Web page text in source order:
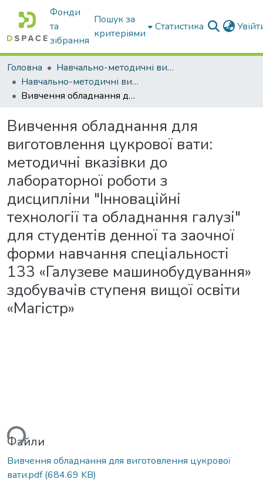
Фонди
та
зібрання
Пошук за
критеріями
Статистика
Головна
Навчально-методичні видання
Навчально-методичні видання
Вивчення обладнання для виготовлення цукрової вати: методичні вказівки до лабораторної роботи з дисципліни "Інноваційні технології та обладнання галузі" для студентів денної та заочної форми навчання спеціальності 133 «Галузеве машинобудування» здобувачів ступеня вищої освіти «Магістр»
Вивчення обладнання для
виготовлення цукрової вати:
методичні вказівки до
лабораторної роботи з
дисципліни "Інноваційні
технології та обладнання галузі"
для студентів денної та заочної
форми навчання спеціальності
133 «Галузеве машинобудування»
здобувачів ступеня вищої освіти
«Магістр»
Файли
Вивчення обладнання для виготовлення цукрової
вати.pdf(684.69 KB)